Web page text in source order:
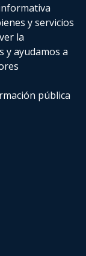
y servicios
la
y ayudamos a
pública